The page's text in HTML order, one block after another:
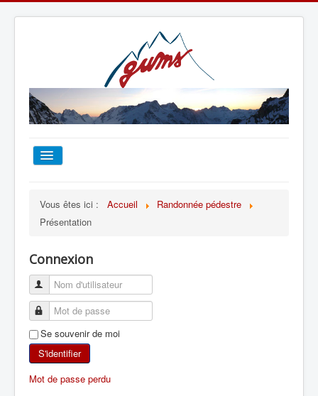
TOUT SUR LE GUMS
ESCALADE
ALPINISME
SKI DE RANDONNÉE
Vous êtes ici : Accueil
Randonnée pédestre
Présentation
Connexion
Se souvenir de moi
S'identifier
Mot de passe perdu